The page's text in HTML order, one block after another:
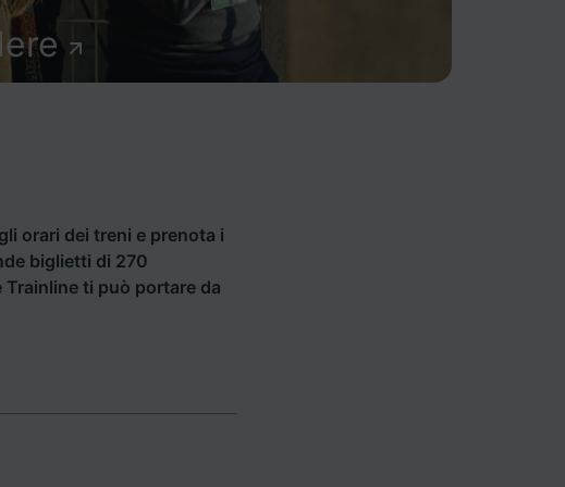
orari dei treni e prenota i
biglietti di 270
Trainline ti può portare da